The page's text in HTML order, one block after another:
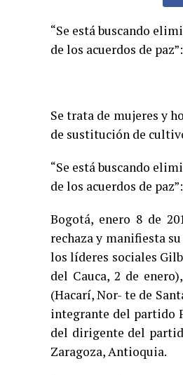
“Se está buscando
de los acuerdos de
Se trata de mujeres y
de sustitución de
“Se está buscando
de los acuerdos de
Bogotá, enero 8 de
rechaza y manifiesta
los líderes sociales
del Cauca, 2 de
(Hacarí, Nor- te de
integrante del partido
del dirigente del
Zaragoza, Antioquia.